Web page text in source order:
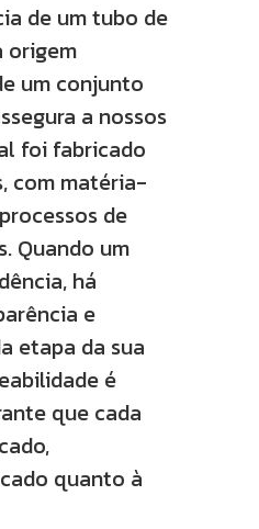
de um tubo de
origem
um conjunto
a nossos
foi fabricado
com matéria-
de
Quando um
há
e
etapa da sua
é
que cada
quanto à